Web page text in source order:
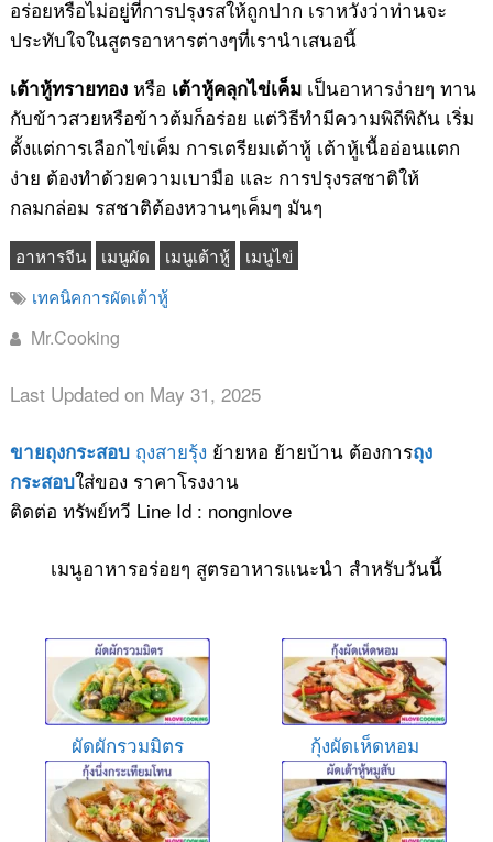
อร่อยหรือไม่อยูู่ที่การปรุงรสให้ถูกปาก เราหวังว่าท่านจะ
ประทับใจในสูตรอาหารต่างๆที่เรานำเสนอนี้
เต้าหู้ทรายทองหรือ เต้าหู้คลุกไข่เค็มเป็นอาหารง่ายๆ ทาน
กับข้าวสวยหรือข้าวต้มก็อร่อย แต่วิธีทำมีความพิถีพิถัน เริ่ม
ตั้งแต่การเลือกไข่เค็ม การเตรียมเต้าหู้ เต้าหู้เนื้ออ่อนแตก
ง่าย ต้องทำด้วยความเบามือ และ การปรุงรสชาติให้
กลมกล่อม รสชาติต้องหวานๆเค็มๆ มันๆ
อาหารจีน เมนูผัด เมนูเต้าหู้
เมนูไข่
เทคนิคการผัดเต้าหู้
Mr.Cooking
Last Updated on May 31, 2025
ขายถุงกระสอบ ถุงสายรุ้ง ย้ายหอ ย้ายบ้าน ต้องการถุง
กระสอบใส่ของ ราคาโรงงาน
ติดต่อ ทรัพย์ทวี Line Id : nongnlove
เมนูอาหารอร่อยๆ สูตรอาหารแนะนำ สำหรับวันนี้
ผัดผักรวมมิตร กุ้งผัดเห็ดหอม